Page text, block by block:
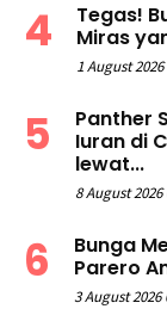
Tegas!
Miras
1 August 2026
Panther
Iuran di
lewat...
8 August 2026
Bunga
Parero
3 August 2026